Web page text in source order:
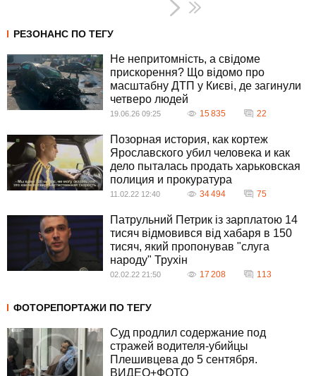
РЕЗОНАНС ПО ТЕГУ
Не непритомність, а свідоме
прискорення? Що відомо про
масштабну ДТП у Києві, де загинули
четверо людей
19.06.26 09:25 15 835 22
Позорная история, как кортеж
Ярославского убил человека и как
дело пыталась продать харьковская
полиция и прокуратура
11.02.22 12:40 34 494 75
Патрульний Петрик із зарплатою 14
тисяч відмовився від хабаря в 150
тисяч, який пропонував "слуга
народу" Трухін
02.02.22 21:50 17 208 113
ФОТОРЕПОРТАЖИ ПО ТЕГУ
Суд продлил содержание под
стражей водителя-убийцы
Плешивцева до 5 сентября.
ВИДЕО+ФОТО